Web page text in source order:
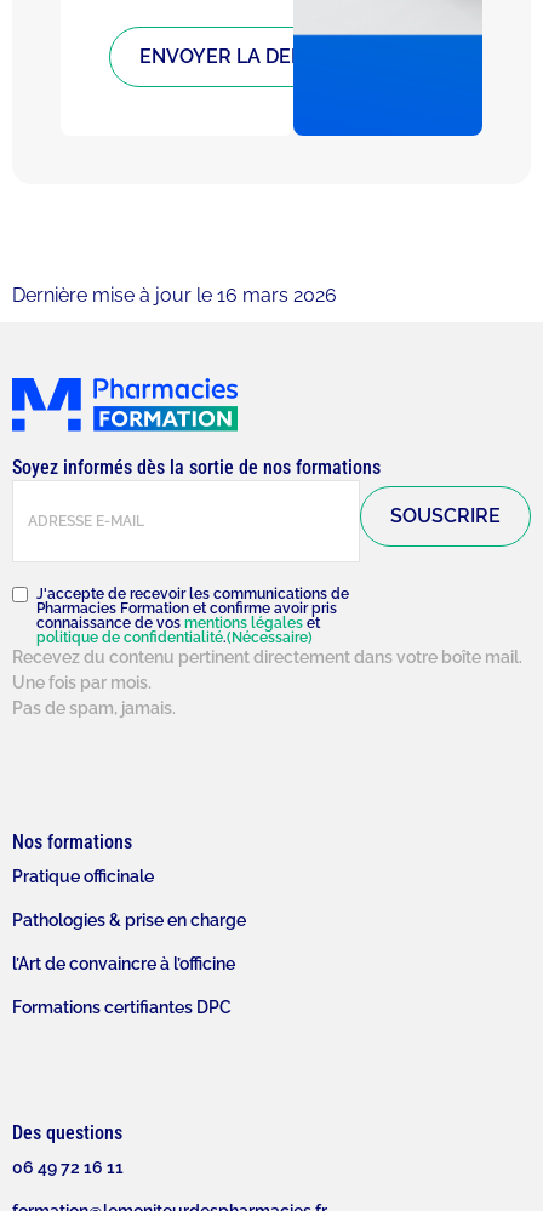
Dernière mise à jour le 16 mars 2026
Soyez informés dès la sortie de nos formations
E-
RGPD(Nécessaire)
J'accepte de recevoir les communications de
Pharmacies Formation et confirme avoir pris
connaissance de vos mentions légales et
politique de confidentialité.(Nécessaire)
Recevez du contenu pertinent directement dans votre boîte mail.
Une fois par mois.
Pas de spam, jamais.
Nos formations
Pratique officinale
Pathologies & prise en charge
l’Art de convaincre à l’officine
Formations certifiantes DPC
Des questions
06 49 72 16 11